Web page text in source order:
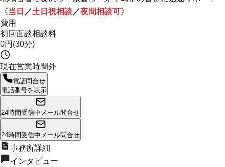
《当日 ／土日祝相談／夜間相談可》
費用
初回面談相談料
0円(30分)
現在営業時間外
電話問合せ
電話番号を表示
24時間受信中 メール問合せ
24時間受信中 メール問合せ
事務所詳細
インタビュー